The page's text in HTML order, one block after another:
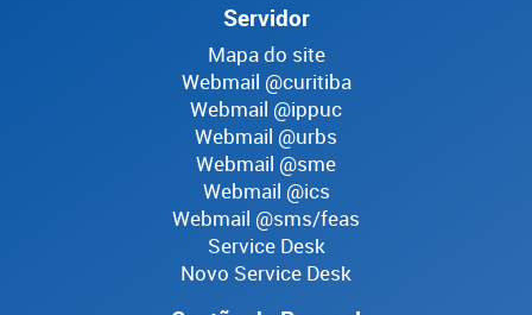
Servidor
Mapa do site
Webmail @curitiba
Webmail @ippuc
Webmail @urbs
Webmail @sme
Webmail @ics
Webmail @sms/feas
Service Desk
Novo Service Desk